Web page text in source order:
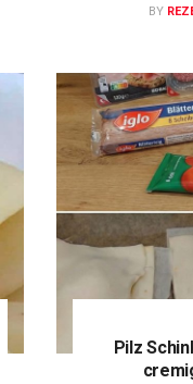
BY
Pilz